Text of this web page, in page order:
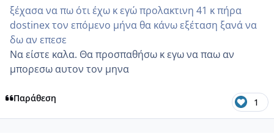
ξέχασα να πω ότι έχω κ εγώ προλακτινη 41 κ πήρα
dostinex τον επόμενο μήνα θα κάνω εξέταση ξανά να
δω αν επεσε
Να είστε καλα. Θα προσπαθήσω κ εγω να παω αν
μπορεσω αυτον τον μηνα
Παράθεση 1